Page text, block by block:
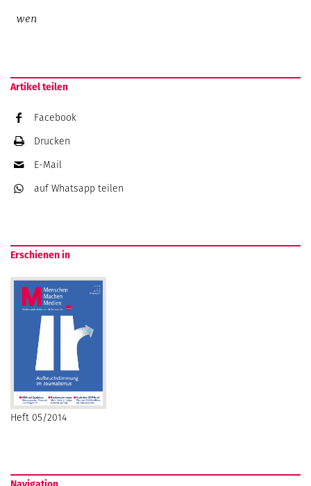
wen
Artikel teilen
Facebook
Drucken
E-Mail
auf Whatsapp teilen
Erschienen in
Heft 05/2014